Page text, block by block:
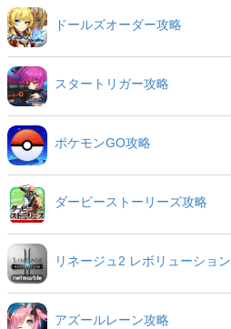
ドールズオーダー攻略
スタートリガー攻略
ポケモンGO攻略
ダービーストーリーズ攻略
リネージュ2 レボリューショ
アズールレーン攻略